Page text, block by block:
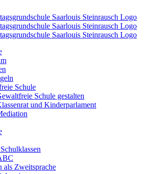
Schule
Schule gestalten
und Kinderparlament
als Zweitsprache